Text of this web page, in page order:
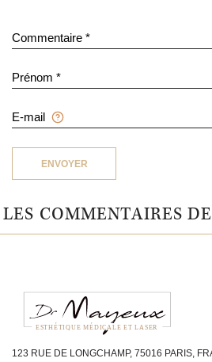
Commentaire *
Prénom *
E-mail
ENVOYER
LES COMMENTAIRES
ESTHÉTIQUE MÉDICALE ET LASER
123 RUE DE LONGCHAMP, 75016 PARIS,